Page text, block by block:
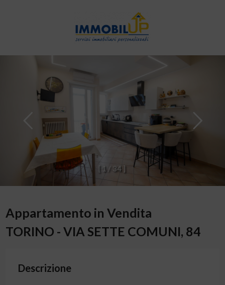
[ 1 / 34 ]
Appartamento in Vendita
TORINO - VIA SETTE COMUNI, 84
Descrizione